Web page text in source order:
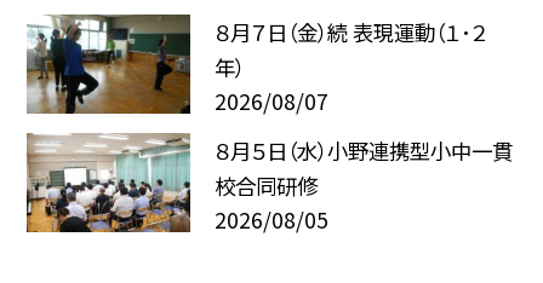
８月７日（金）続 表現運動（１･２
年）
2026/08/07
８月５日（水）小野連携型小中一貫
校合同研修
2026/08/05